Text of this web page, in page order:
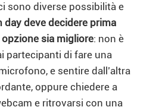
sono diverse possibilità e
deve decidere prima
sia migliore: non è
partecipanti di fare una
e sentire dall’altra
oppure chiedere a
e ritrovarsi con una